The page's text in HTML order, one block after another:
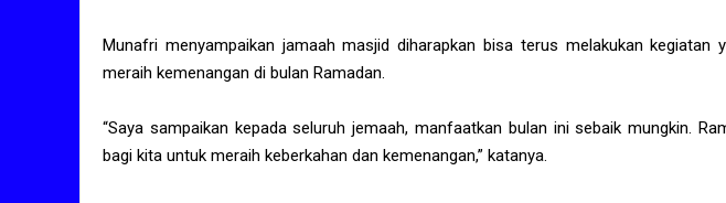
Munafri menyampaikan jamaah masjid diharapkan bisa terus melakukan kegiatan
meraih kemenangan di bulan Ramadan.
“Saya sampaikan kepada seluruh jemaah, manfaatkan bulan ini sebaik mungkin.
bagi kita untuk meraih keberkahan dan kemenangan,” katanya.